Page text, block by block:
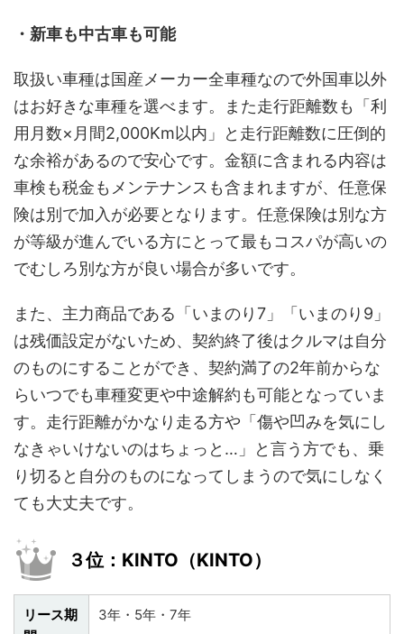
・新車も中古車も可能
取扱い車種は国産メーカー全車種なので外国車以外
はお好きな車種を選べます。また走行距離数も「利
用月数×月間2,000Km以内」と走行距離数に圧倒的
な余裕があるので安心です。金額に含まれる内容は
車検も税金もメンテナンスも含まれますが、任意保
険は別で加入が必要となります。任意保険は別な方
が等級が進んでいる方にとって最もコスパが高いの
でむしろ別な方が良い場合が多いです。
また、主力商品である「いまのり7」「いまのり9」
は残価設定がないため、契約終了後はクルマは自分
のものにすることができ、契約満了の2年前からな
らいつでも車種変更や中途解約も可能となっていま
す。走行距離がかなり走る方や「傷や凹みを気にし
なきゃいけないのはちょっと…」と言う方でも、乗
り切ると自分のものになってしまうので気にしなく
ても大丈夫です。
３位：KINTO（KINTO）
リース期
3年・5年・7年